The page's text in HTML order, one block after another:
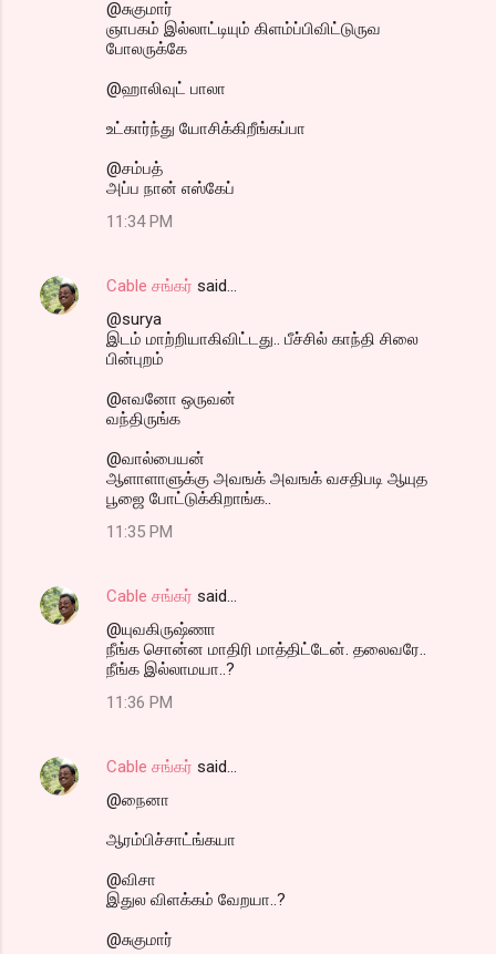
@சுகுமார்
ஞாபகம் இல்லாட்டியும் கிளம்ப்பிவிட்டுருவ
போலருக்கே
@ஹாலிவுட் பாலா
உட்கார்ந்து யோசிக்கிறீங்கப்பா
@சம்பத்
அப்ப நான் எஸ்கேப்
11:34 PM
Cable சங்கர் said…
@surya
இடம் மாற்றியாகிவிட்டது.. பீச்சில் காந்தி சிலை
பின்புறம்
@எவனோ ஒருவன்
வந்திருங்க
@வால்பையன்
ஆளாளாளுக்கு அவஙக் அவஙக் வசதிபடி ஆயுத
பூஜை போட்டுக்கிறாங்க..
11:35 PM
Cable சங்கர் said…
@யுவகிருஷ்ணா
நீங்க சொன்ன மாதிரி மாத்திட்டேன். தலைவரே..
நீங்க இல்லாமயா..?
11:36 PM
Cable சங்கர் said…
@நைனா
ஆரம்பிச்சாட்ங்கயா
@விசா
இதுல விளக்கம் வேறயா..?
@சுகுமார்